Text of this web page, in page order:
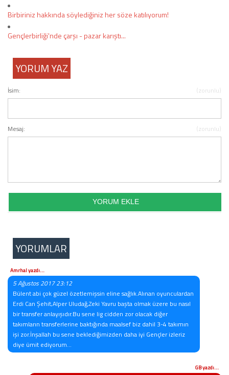
Birbiriniz hakkında söylediğiniz her söze katılıyorum!
Gençlerbirliği'nde çarşı - pazar karıştı...
YORUM YAZ
İsim: (zorunlu)
Mesaj: (zorunlu)
YORUMLAR
Amrhal yazdı...
5 Ağustos 2017 23:12
Bülent abi çok güzel özetlemişsin eline sağlık.Alınan oyunculardan
Erdi Can Şehit,Alper Uludağ,Zeki Yavru başta olmak üzere bu nasıl
bir transfer anlayışıdır.Bu sene lig cidden zor olacak diğer
takımların transferlerine baktığında maalsef biz dahil 3-4 takımın
işi zor.İnşallah bu sene beklediğimizden daha iyi Gençler izleriz
diye ümit ediyorum...
GB yazdı...